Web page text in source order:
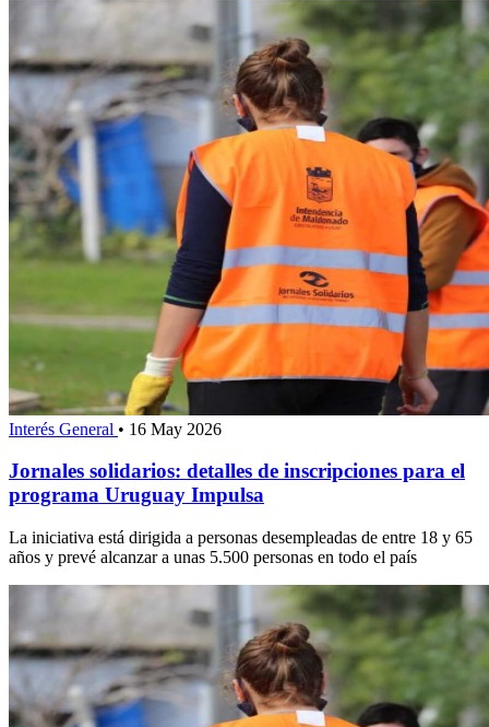
Interés General • 16 May 2026
Jornales solidarios: detalles de inscripciones para el
programa Uruguay Impulsa
La iniciativa está dirigida a personas desempleadas de entre 18 y 65
años y prevé alcanzar a unas 5.500 personas en todo el país